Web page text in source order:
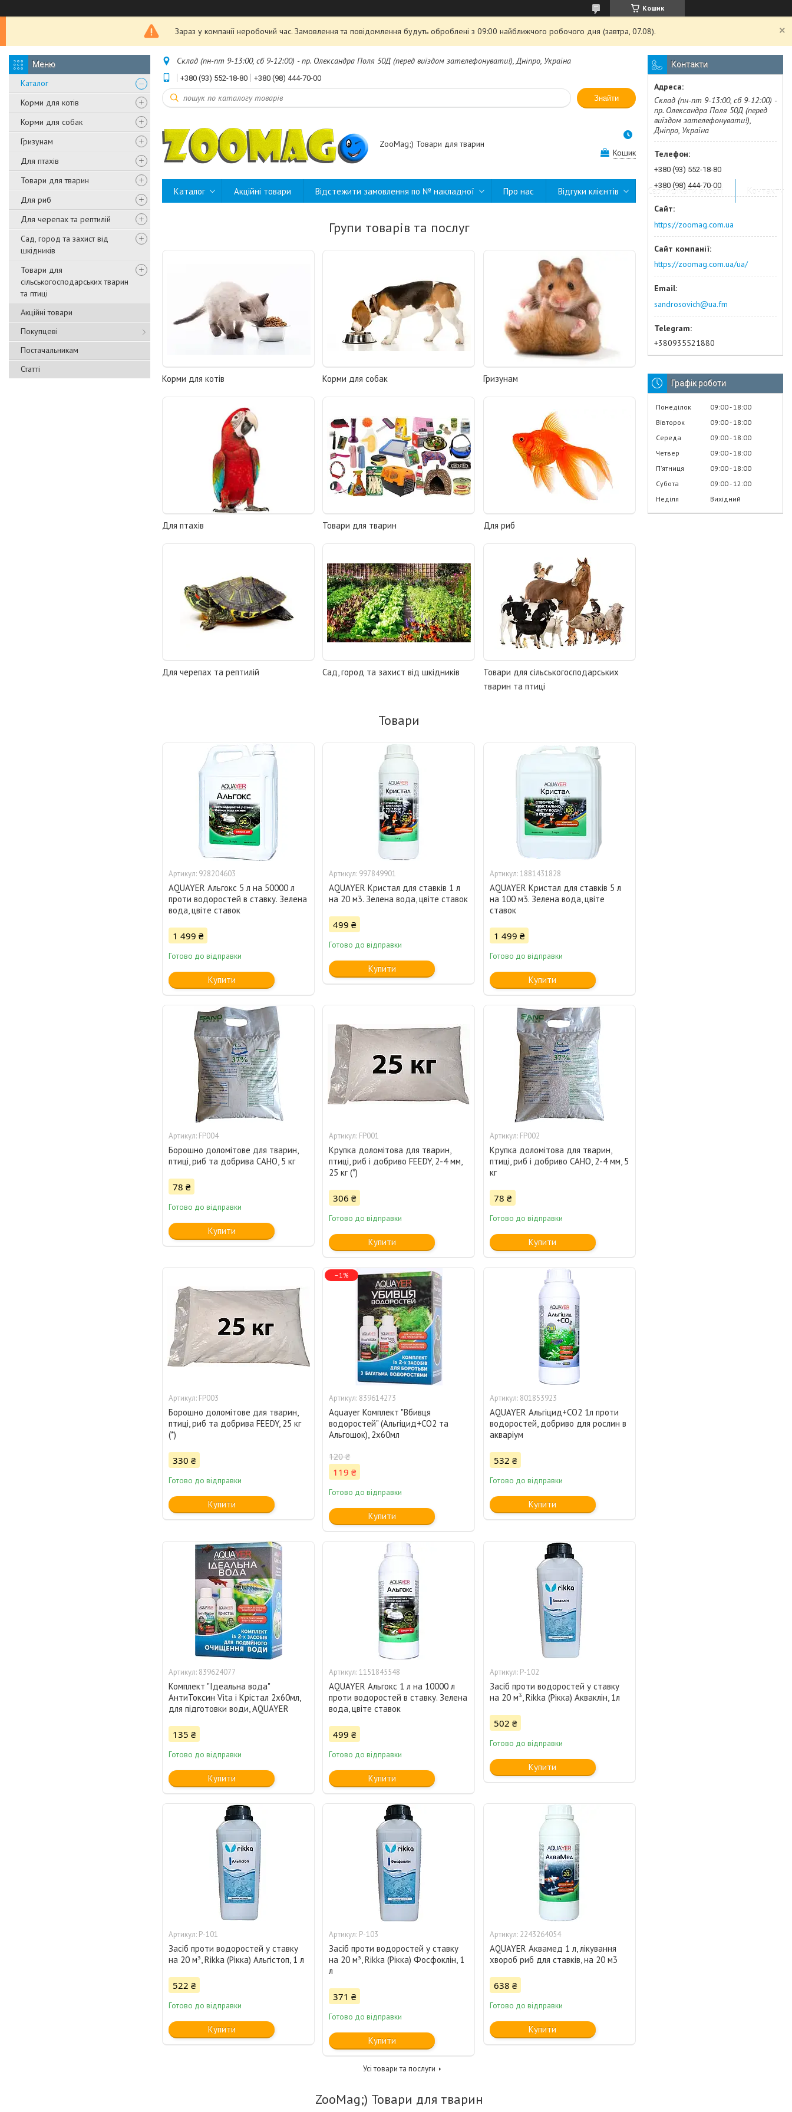
Кошик
Зараз у компанії неробочий час. Замовлення та повідомлення будуть оброблені з 09:00 найближчого робочого дня (завтра, 07.08).
Каталог
Корми для котів
Корми для собак
Гризунам
Для птахів
Товари для тварин
Для риб
Для черепах та рептилій
Сад, город та захист від
шкідників
Товари для
сільськогосподарських тварин
та птиці
Акційні товари
Покупцеві
Постачальникам
Статті
Склад (пн-пт 9-13:00, сб 9-12:00) - пр. Олександра Поля 50Д (перед виїздом зателефонувати!), Дніпро, Україна
+380 (93) 552-18-80 +380 (98) 444-70-00
Знайти
ZooMag;) Товари для тварин
Кошик
Каталог Акційні товари Відстежити замовлення по № накладної Про нас Відгуки клієнтів Сертифікати якості Контакти
Групи товарів та послуг
Корми для котів Корми для собак Гризунам
Для птахів Товари для тварин Для риб
Для черепах та рептилій Сад, город та захист від шкідників
Товари для сільськогосподарських
тварин та птиці
Товари
928204603
AQUAYER Альгокс 5 л на 50000 л
проти водоростей в ставку. Зелена
вода, цвіте ставок
1 499 ₴
Готово до відправки
Купити
997849901
AQUAYER Кристал для ставків 1 л
на 20 м3. Зелена вода, цвіте ставок
499 ₴
Готово до відправки
Купити
1881431828
AQUAYER Кристал для ставків 5 л
на 100 м3. Зелена вода, цвіте
ставок
1 499 ₴
Готово до відправки
Купити
FP004
Борошно доломітове для тварин,
птиці, риб та добрива САНО, 5 кг
78 ₴
Готово до відправки
Купити
FP001
Крупка доломітова для тварин,
птиці, риб і добриво FEEDY, 2-4 мм,
25 кг (*)
306 ₴
Готово до відправки
Купити
FP002
Крупка доломітова для тварин,
птиці, риб і добриво САНО, 2-4 мм, 5
кг
78 ₴
Готово до відправки
Купити
FP003
Борошно доломітове для тварин,
птиці, риб та добрива FEEDY, 25 кг
(*)
330 ₴
Готово до відправки
Купити
–1%
839614273
Aquayer Комплект "Вбивця
водоростей" (Альгіцид+СО2 та
Альгошок), 2х60мл
120 ₴
119 ₴
Готово до відправки
Купити
801853923
AQUAYER Альгіцид+СО2 1л проти
водоростей, добриво для рослин в
акваріум
532 ₴
Готово до відправки
Купити
839624077
Комплект "Ідеальна вода"
АнтиТоксин Vita і Крістал 2х60мл,
для підготовки води, AQUAYER
135 ₴
Готово до відправки
Купити
1151845548
AQUAYER Альгокс 1 л на 10000 л
проти водоростей в ставку. Зелена
вода, цвіте ставок
499 ₴
Готово до відправки
Купити
Р-102
Засіб проти водоростей у ставку
на 20 м³, Rikka (Рікка) Акваклін, 1л
502 ₴
Готово до відправки
Купити
Р-101
Засіб проти водоростей у ставку
на 20 м³, Rikka (Рікка) Альгістоп, 1 л
522 ₴
Готово до відправки
Купити
Р-103
Засіб проти водоростей у ставку
на 20 м³, Rikka (Рікка) Фосфоклін, 1
л
371 ₴
Готово до відправки
Купити
2243264054
AQUAYER Аквамед 1 л, лікування
хвороб риб для ставків, на 20 м3
638 ₴
Готово до відправки
Купити
Усі товари та послуги
ZooMag;) Товари для тварин
Контакти
Склад (пн-пт 9-13:00, сб 9-12:00) -
пр. Олександра Поля 50Д (перед
виїздом зателефонувати!),
Дніпро, Україна
+380 (93) 552-18-80
+380 (98) 444-70-00
https://zoomag.com.ua
https://zoomag.com.ua/ua/
sandrosovich@ua.fm
+380935521880
Графік роботи
Понеділок 09:00 18:00
Вівторок
09:00 18:00
Середа
09:00 18:00
Четвер
09:00 18:00
Пʼятниця
09:00 18:00
Субота
09:00 12:00
Неділя
Вихідний